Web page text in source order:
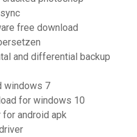
free download
and differential backup
windows 7
for windows 10
for android apk